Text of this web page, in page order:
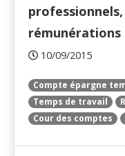
rémunérations
10/09/2015
Compte épargne
Temps de travail
Cour des comptes